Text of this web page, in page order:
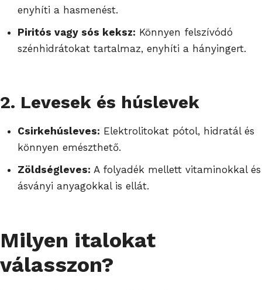
enyhíti a hasmenést.
Piritós vagy sós keksz: Könnyen felszívódó
szénhidrátokat tartalmaz, enyhíti a hányingert.
2. Levesek és húslevek
Csirkehúsleves: Elektrolitokat pótol, hidratál és
könnyen emészthető.
Zöldségleves: A folyadék mellett vitaminokkal és
ásványi anyagokkal is ellát.
Milyen italokat
válasszon?